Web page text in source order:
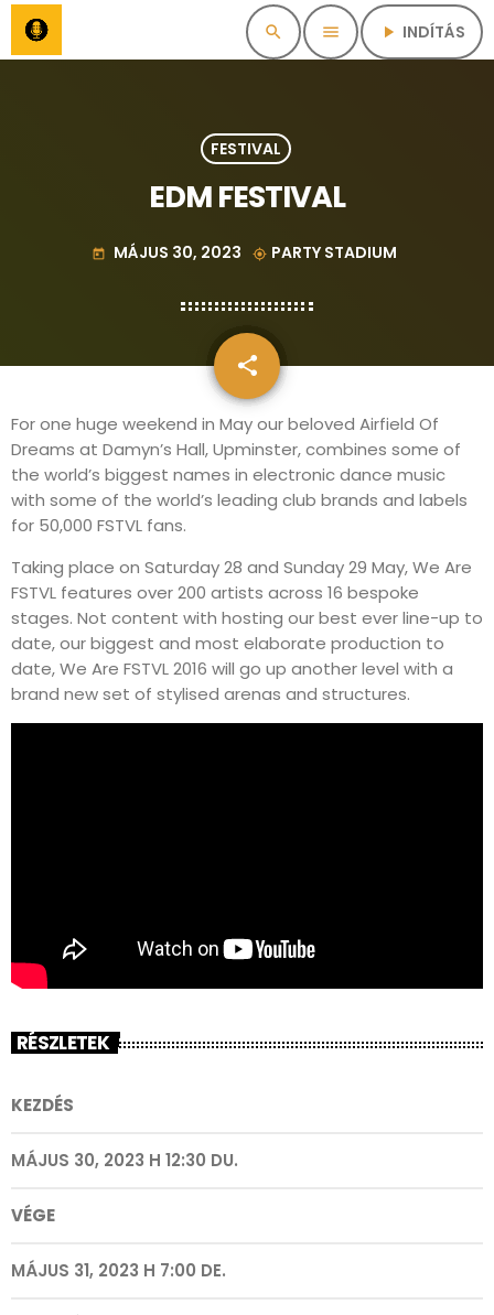
search menu play_arrow INDÍTÁS
FESTIVAL
EDM FESTIVAL
today MÁJUS 30, 2023 my_location PARTY STADIUM
share
email
For one huge weekend in May our beloved Airfield Of
Dreams at Damyn’s Hall, Upminster, combines some of
the world’s biggest names in electronic dance music
with some of the world’s leading club brands and labels
for 50,000 FSTVL fans.
Taking place on Saturday 28 and Sunday 29 May, We Are
FSTVL features over 200 artists across 16 bespoke
stages. Not content with hosting our best ever line-up to
date, our biggest and most elaborate production to
date, We Are FSTVL 2016 will go up another level with a
brand new set of stylised arenas and structures.
RÉSZLETEK
KEZDÉS
MÁJUS 30, 2023 H 12:30 DU.
VÉGE
MÁJUS 31, 2023 H 7:00 DE.